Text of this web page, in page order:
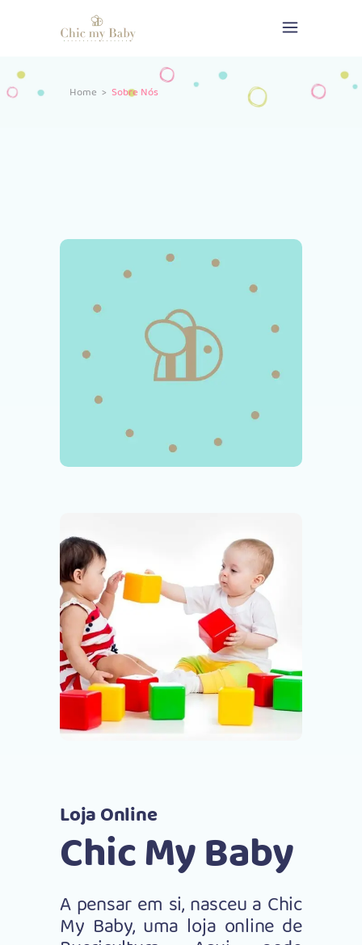
Home > Sobre Nós
Loja Online
Chic My Baby
A pensar em si, nasceu a Chic
My Baby, uma loja online de